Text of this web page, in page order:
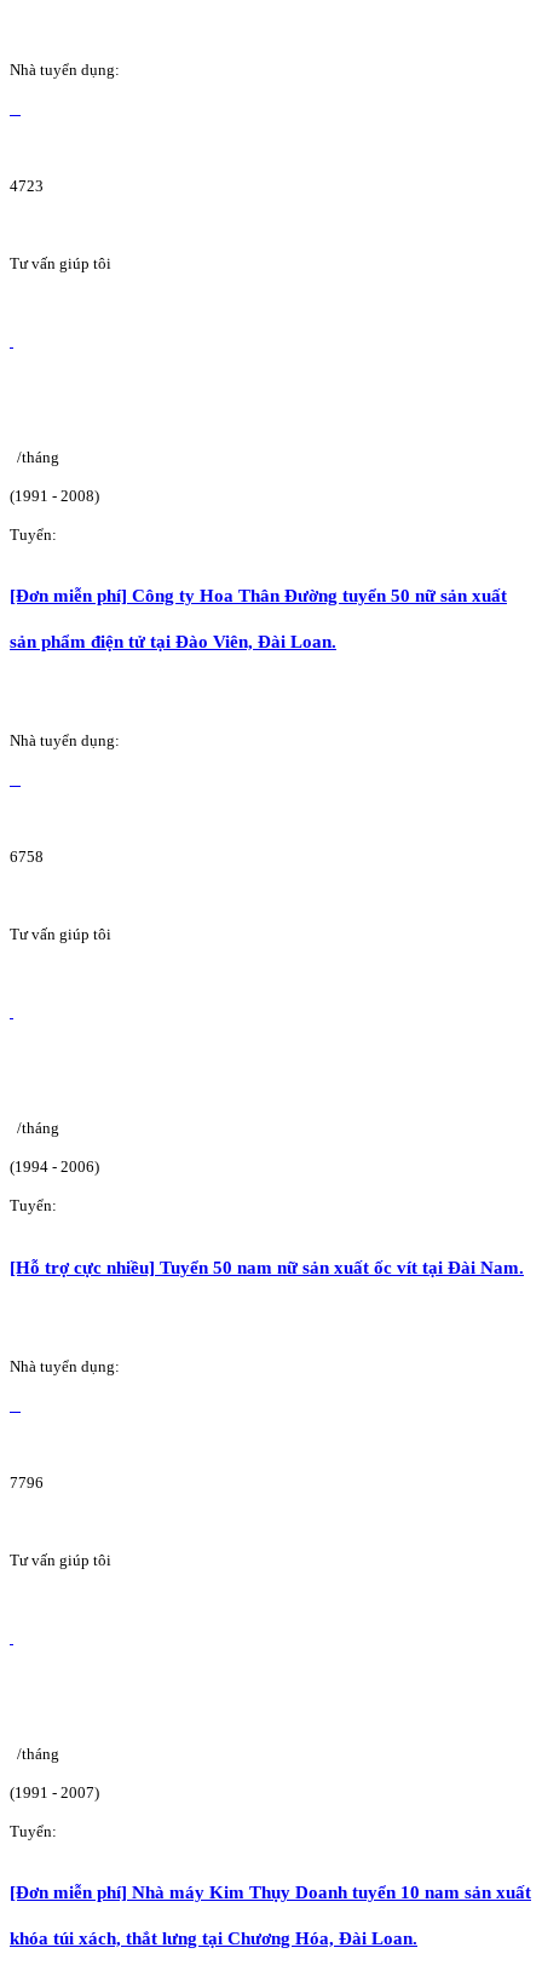
Nhà tuyển dụng:
4723
Tư vấn giúp tôi
/tháng
(1991 - 2008)
Tuyển:
[Đơn miễn phí] Công ty Hoa Thân Đường tuyển 50 nữ sản xuất
sản phẩm điện tử tại Đào Viên, Đài Loan.
Nhà tuyển dụng:
6758
Tư vấn giúp tôi
/tháng
(1994 - 2006)
Tuyển:
[Hỗ trợ cực nhiều] Tuyển 50 nam nữ sản xuất ốc vít tại Đài Nam.
Nhà tuyển dụng:
7796
Tư vấn giúp tôi
/tháng
(1991 - 2007)
Tuyển:
[Đơn miễn phí] Nhà máy Kim Thụy Doanh tuyển 10 nam sản xuất
khóa túi xách, thắt lưng tại Chương Hóa, Đài Loan.